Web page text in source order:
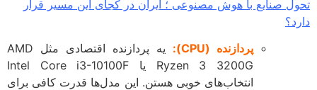
صنایع با هوش مصنوعی ؛ ایران در کجای این مسیر قرار
پردازنده (CPU):
یه پردازنده اقتصادی مثل AMD
Ryzen 3 3200G یا Intel Core i3-10100F
انتخاب‌های خوبی هستن. این مدل‌ها قدرت کافی برای